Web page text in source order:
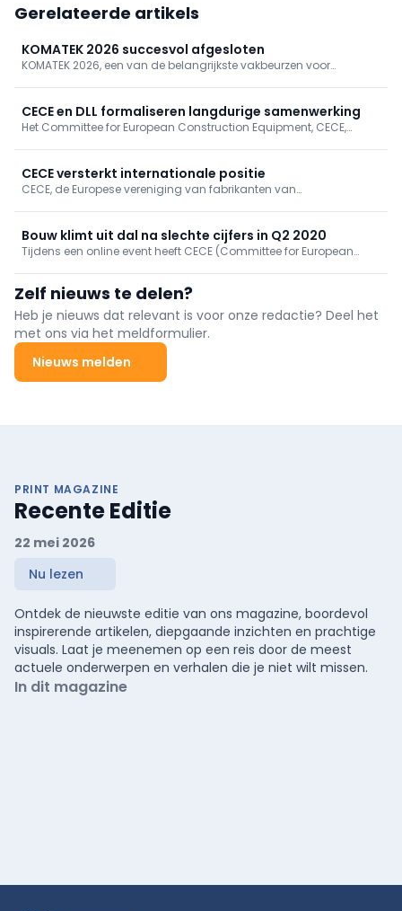
Gerelateerde artikels
KOMATEK 2026 succesvol afgesloten
KOMATEK 2026, een van de belangrijkste vakbeurzen voor
internationale bouwmaterieelsector samen rond innovatie,
technologie, netwerking en nieuwe zakelijke kansen.
CECE en DLL formaliseren langdurige samenwerking
Het Committee for European Construction Equipment, CECE,
samenwerking tussen beide organisaties.
CECE versterkt internationale positie
CECE, de Europese vereniging van fabrikanten van
wereld voor de bouwmachine-industrie.
Bouw klimt uit dal na slechte cijfers in Q2 2020
Tijdens een online event heeft CECE (Committee for European
wat in 2020 de gevolgen waren van de coronapandemie.
Zelf nieuws te delen?
Heb je nieuws dat relevant is voor onze redactie? Deel het
met ons via het meldformulier.
Nieuws melden
PRINT MAGAZINE
Recente Editie
22 mei 2026
Nu lezen
Ontdek de nieuwste editie van ons magazine, boordevol
inspirerende artikelen, diepgaande inzichten en prachtige
visuals. Laat je meenemen op een reis door de meest
actuele onderwerpen en verhalen die je niet wilt missen.
In dit magazine